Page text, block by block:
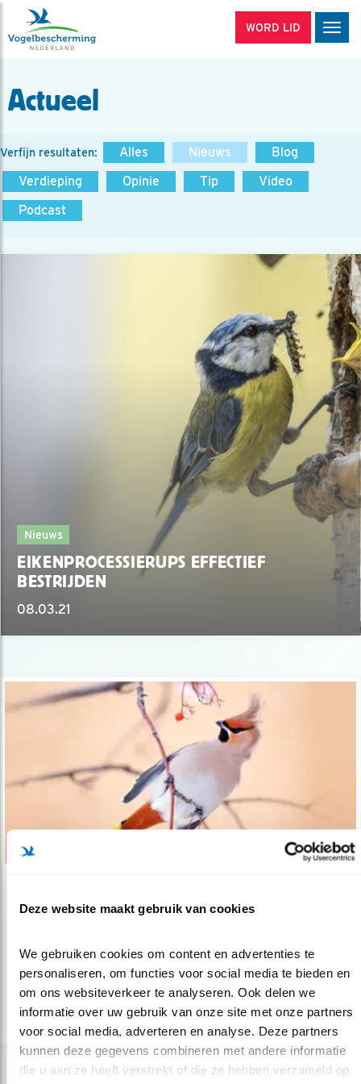
Deze website maakt gebruik van cookies
We gebruiken cookies om content en advertenties te
personaliseren, om functies voor social media te bieden en
om ons websiteverkeer te analyseren. Ook delen we
informatie over uw gebruik van onze site met onze partners
voor social media, adverteren en analyse. Deze partners
kunnen deze gegevens combineren met andere informatie
die u aan ze heeft verstrekt of die ze hebben verzameld op
WORD LID
Actueel
Verfijn resultaten: Alles Nieuws
Blog
Verdieping
Opinie Tip
Video
Podcast
Nieuws
EIKENPROCESSIERUPS EFFECTIEF
BESTRIJDEN
08.03.21
Van vliegenvangers naar besseneters
14.11.16Het is nog niet veel mensen met een beetje
interesse voor vogels ontgaan: e..
lees meer